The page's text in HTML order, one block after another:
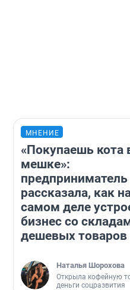
МНЕНИЕ
«Покупаешь кота
мешке»:
предприниматель
рассказала, как
самом деле
бизнес со
дешевых товаров
Наталья Шорохова
Открыла кофейную
деньги соцразвития